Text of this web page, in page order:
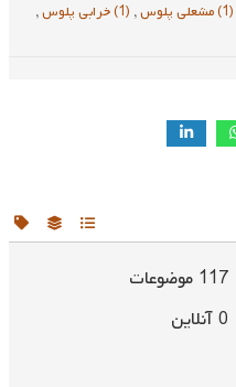
(1) مشعلی پلوس , (1) خرابی پلوس
,
117 موضوعات
0 آنلاین